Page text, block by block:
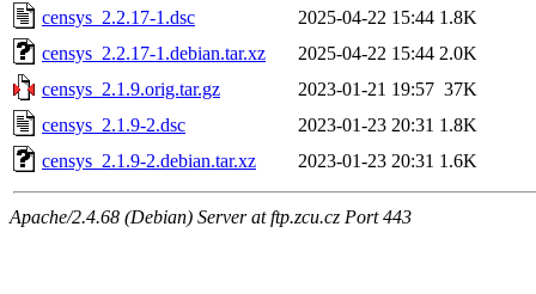
censys_2.2.17-1.dsc
2025-04-22 15:44 1.8K
censys_2.2.17-1.debian.tar.xz
2025-04-22 15:44 2.0K
censys_2.1.9.orig.tar.gz
2023-01-21 19:57 37K
censys_2.1.9-2.dsc
2023-01-23 20:31 1.8K
censys_2.1.9-2.debian.tar.xz
2023-01-23 20:31 1.6K
Apache/2.4.68 (Debian) Server at ftp.zcu.cz Port 443